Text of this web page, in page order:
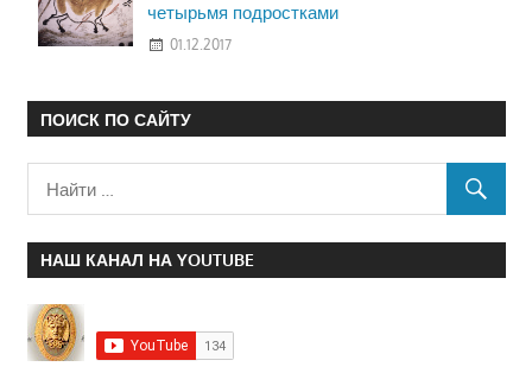
четырьмя подростками
01.12.2017
ПОИСК ПО САЙТУ
НАШ КАНАЛ НА YOUTUBE